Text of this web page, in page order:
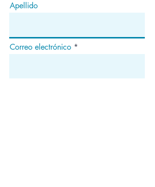
Apellido
Correo electrónico